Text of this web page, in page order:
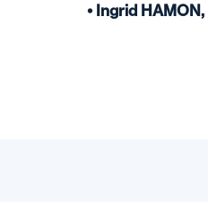
• Ingrid HAMON,